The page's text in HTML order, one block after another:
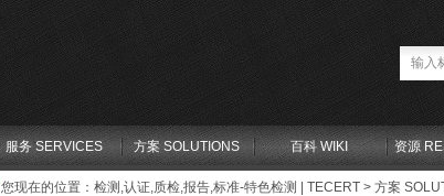
服务 SERVICES 方案 SOLUTIONS 百科 WIKI 资源
您现在的位置： 检测,认证,质检,报告,标准-特色检测 | TECERT > 方案